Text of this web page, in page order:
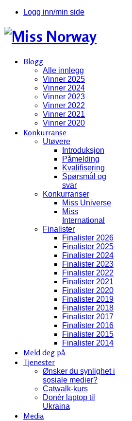
Logg inn/min side
Blogg
Alle innlegg
Vinner 2025
Vinner 2024
Vinner 2023
Vinner 2022
Vinner 2021
Vinner 2020
Konkurranse
Utøvere
Introduksjon
Påmelding
Kvalifisering
Spørsmål og
svar
Konkurranser
Miss Universe
Miss
International
Finalister
Finalister 2026
Finalister 2025
Finalister 2024
Finalister 2023
Finalister 2022
Finalister 2021
Finalister 2020
Finalister 2019
Finalister 2018
Finalister 2017
Finalister 2016
Finalister 2015
Finalister 2014
Meld deg på
Tjenester
Ønsker du synlighet i
sosiale medier?
Catwalk-kurs
Donér laptop til
Ukraina
Media